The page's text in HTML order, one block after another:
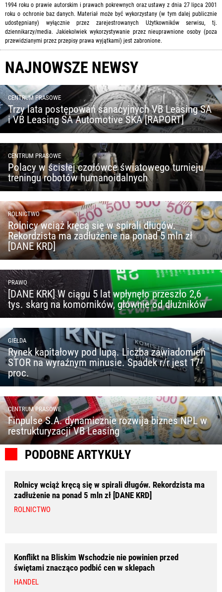
1994 roku o prawie autorskim i prawach pokrewnych oraz ustawy z dnia 27 lipca 2001
roku o ochronie baz danych. Materiał może być wykorzystany (w tym dalej publicznie
udostępniany) wyłącznie przez zarejestrowanych Użytkowników serwisu, tj.
dziennikarzy/media. Jakiekolwiek wykorzystywanie przez nieuprawnione osoby (poza
przewidzianymi przez przepisy prawa wyjątkami) jest zabronione.
NAJNOWSZE NEWSY
CENTRUM PRASOWE
Trzy lata postępowań sanacyjnych VB Leasing SA
i VB Leasing SA Automotive SKA [RAPORT]
CENTRUM PRASOWE
Polacy w ścisłej czołówce światowego turnieju
treningu robotów humanoidalnych
ROLNICTWO
Rolnicy wciąż kręcą się w spirali długów.
Rekordzista ma zadłużenie na ponad 5 mln zł
[DANE KRD]
PRAWO
[DANE KRK] W ciągu 5 lat wpłynęło przeszło 2,6
tys. skarg na komorników, głównie od dłużników
GIEŁDA
Rynek kapitałowy pod lupą. Liczba zawiadomień
STOR na wyraźnym minusie. Spadek r/r jest 17-
proc.
CENTRUM PRASOWE
Finpulse S.A. dynamicznie rozwija biznes NPL w
restrukturyzacji VB Leasing
PODOBNE ARTYKUŁY
Rolnicy wciąż kręcą się w spirali długów. Rekordzista ma
zadłużenie na ponad 5 mln zł [DANE KRD]
ROLNICTWO
Konflikt na Bliskim Wschodzie nie powinien przed
świętami znacząco podbić cen w sklepach
HANDEL